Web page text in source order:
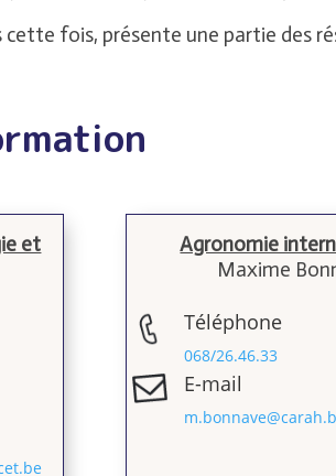
fois, présente une partie des
et
Agronomie
Maxime
Téléphone
068/26.46.33
E-mail